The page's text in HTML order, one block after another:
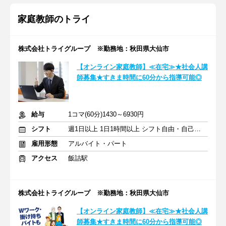
家庭教師のトライ
株式会社トライグループ ※勤務地：秋田県大仙市
【オンライン家庭教師】≪在宅≫★社会人講
師募集★すきま時間に60分から指導可能◎
給与
1コマ(60分)1430～6930円
シフト
週1日以上 1日1時間以上 シフト自由・自己申告
雇用形態
アルバイト・パート
アクセス
飯詰駅
株式会社トライグループ ※勤務地：秋田県大仙市
【オンライン家庭教師】≪在宅≫★社会人講
師募集★すきま時間に60分から指導可能◎